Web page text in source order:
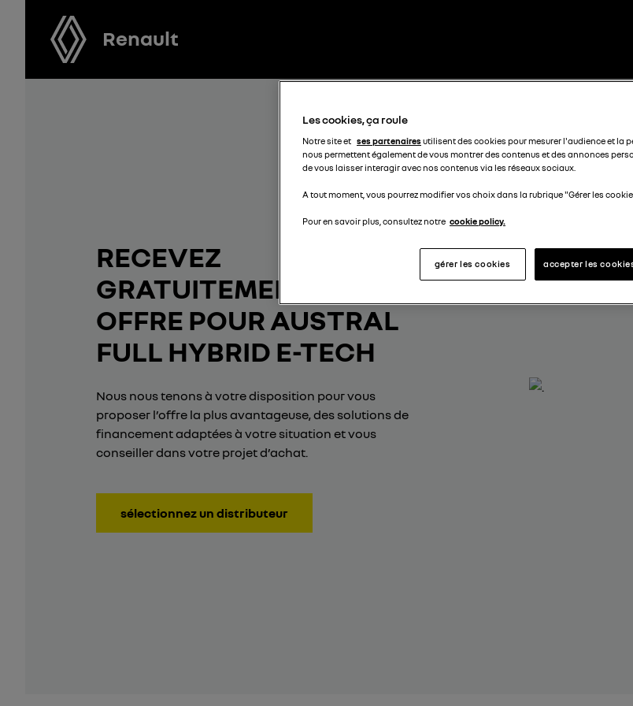
Renault
RECEVEZ
GRATUITEMENT VOTRE
OFFRE POUR AUSTRAL
FULL HYBRID E-TECH
Nous nous tenons à votre disposition pour vous
proposer l’offre la plus avantageuse, des solutions de
financement adaptées à votre situation et vous
conseiller dans votre projet d’achat.
sélectionnez un distributeur
Les cookies, ça roule
Notre site et ses partenairesutilisent des cookies pour mesurer l'audience et la
nous permettent également de vous montrer des contenus et des annonces
de vous laisser interagir avec nos contenus via les réseaux sociaux.
A tout moment, vous pourrez modifier vos choix dans la rubrique "Gérer les
Pour en savoir plus, consultez notre cookie policy.
accepter les
gérer les cookies